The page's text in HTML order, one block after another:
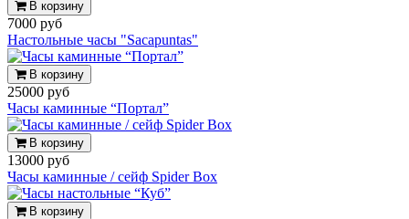
В корзину
7000 руб
Настольные часы "Sacapuntas"
В корзину
25000 руб
Часы каминные “Портал”
В корзину
13000 руб
Часы каминные / сейф Spider Box
В корзину